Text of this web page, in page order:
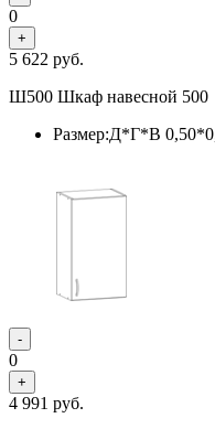
0
+
5 622 руб.
Ш500 Шкаф навесной 500
Размер:Д*Г*В
-
0
+
4 991 руб.